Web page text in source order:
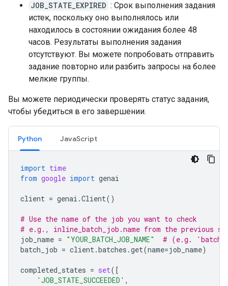
JOB_STATE_EXPIRED : Срок выполнения задания
истек, поскольку оно выполнялось или
находилось в состоянии ожидания более 48
часов. Результаты выполнения задания
отсутствуют. Вы можете попробовать отправить
задание повторно или разбить запросы на более
мелкие группы.
Вы можете периодически проверять статус задания,
чтобы убедиться в его завершении.
Python JavaScript
import time
from google import genai
client = genai .Client()
# Use the name of the job you want to check
# e.g., inline_batch_job.name from the previous
job_name = "YOUR_BATCH_JOB_NAME"
# (e.g.
batch_job = client.batches .get(name=job_name)
completed_states = set([
'JOB_STATE_SUCCEEDED' ,